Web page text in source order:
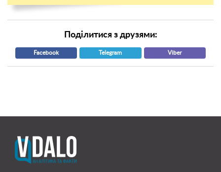
Поділитися з друзями:
Facebook Telegram Viber